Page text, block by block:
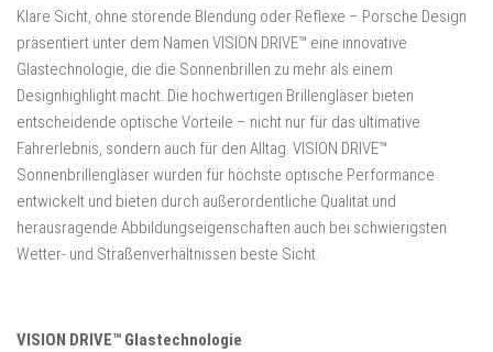
Klare Sicht, ohne störende Blendung oder Reflexe – Porsche Design
präsentiert unter dem Namen VISION DRIVE™ eine innovative
Glastechnologie, die die Sonnenbrillen zu mehr als einem
Designhighlight macht. Die hochwertigen Brillengläser bieten
entscheidende optische Vorteile – nicht nur für das ultimative
Fahrerlebnis, sondern auch für den Alltag. VISION DRIVE™
Sonnenbrillengläser wurden für höchste optische Performance
entwickelt und bieten durch außerordentliche Qualität und
herausragende Abbildungseigenschaften auch bei schwierigsten
Wetter- und Straßenverhältnissen beste Sicht.
VISION DRIVE™ Glastechnologie